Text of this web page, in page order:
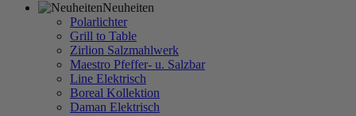
Neuheiten
Polarlichter
Grill to Table
Zirlion Salzmahlwerk
Maestro Pfeffer- u. Salzbar
Line Elektrisch
Boreal Kollektion
Daman Elektrisch